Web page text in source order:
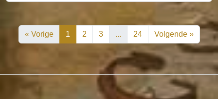
« Vorige 1 2 3 ... 24 Volgende »